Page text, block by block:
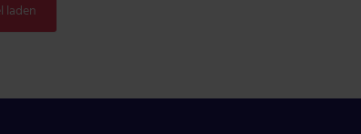
laden